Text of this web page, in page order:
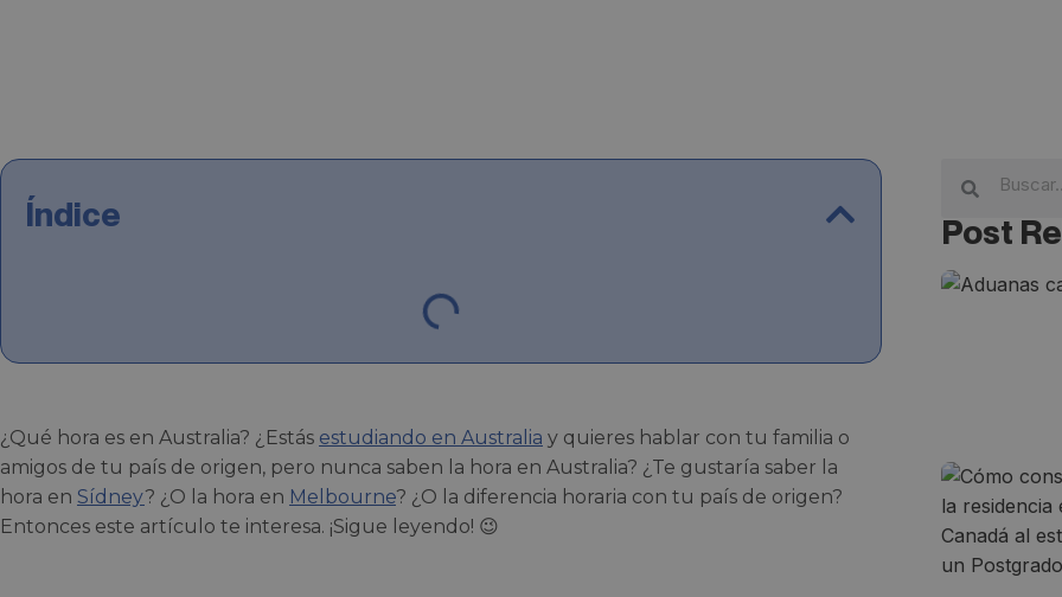
Índice
¿Qué hora es en Australia? ¿Estás estudiando en Australia y quieres hablar con tu familia o
amigos de tu país de origen, pero nunca saben la hora en Australia? ¿Te gustaría saber la
hora en Sídney? ¿O la hora en Melbourne? ¿O la diferencia horaria con tu país de origen?
Entonces este artículo te interesa. ¡Sigue leyendo! 😉
Post